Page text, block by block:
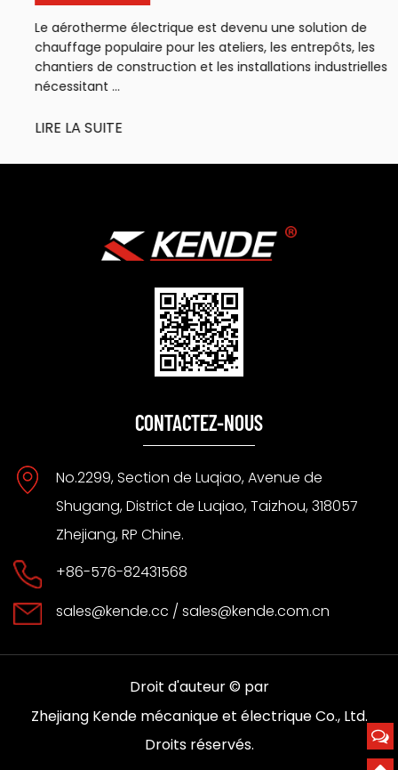
Le aérotherme électrique est devenu une solution de
chauffage populaire pour les ateliers, les entrepôts, les
chantiers de construction et les installations industrielles
nécessitant ...
LIRE LA SUITE
CONTACTEZ-NOUS
No.2299, Section de Luqiao, Avenue de
Shugang, District de Luqiao, Taizhou, 318057
Zhejiang, RP Chine.
+86-576-82431568
sales@kende.cc / sales@kende.com.cn
Droit d'auteur © par
Zhejiang Kende mécanique et électrique Co., Ltd.
Droits réservés.